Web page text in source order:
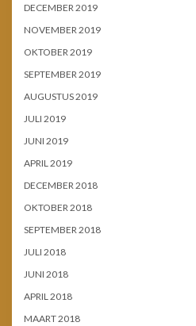
DECEMBER 2019
NOVEMBER 2019
OKTOBER 2019
SEPTEMBER 2019
AUGUSTUS 2019
JULI 2019
JUNI 2019
APRIL 2019
DECEMBER 2018
OKTOBER 2018
SEPTEMBER 2018
JULI 2018
JUNI 2018
APRIL 2018
MAART 2018